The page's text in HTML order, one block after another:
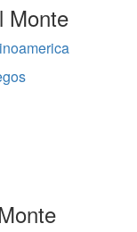
Monte